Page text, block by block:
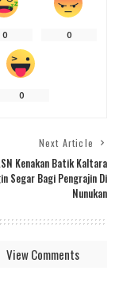
0 0
0
Next Article
Kenakan Batik Kaltara
Segar Bagi Pengrajin Di
Nunukan
View Comments